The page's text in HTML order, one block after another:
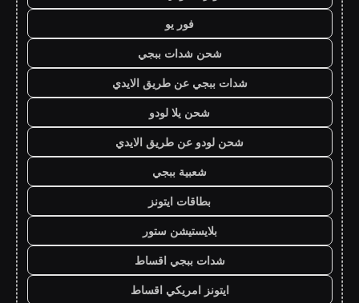
فور يو
شحن شدات ببجي
شدات ببجي عن طريق الايدي
شحن يلا لودو
شحن لودو عن طريق الايدي
شعبية ببجي
بطاقات ايتونز
بلايستيشن ستور
شدات ببجي اقساط
ايتونز امريكي اقساط